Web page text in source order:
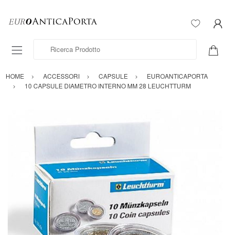
Ricerca Prodotto
HOME ACCESSORI CAPSULE
EUROANTICAPORTA
10 CAPSULE DIAMETRO INTERNO MM 28 LEUCHTTURM